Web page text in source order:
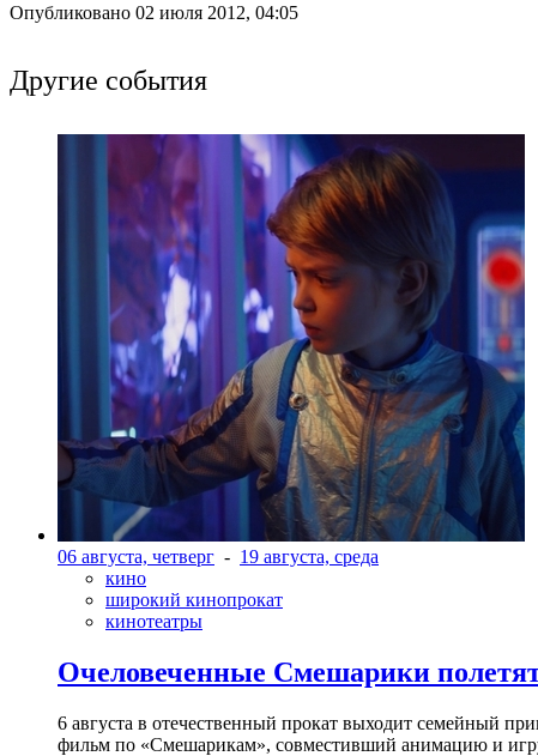
Опубликовано 02 июля 2012, 04:05
Другие события
06 августа, четверг - 19 августа, среда
кино
широкий кинопрокат
кинотеатры
Очеловеченные Смешарики
6 августа в отечественный прокат выходит семейный
фильм по «Смешарикам», совместивший анимацию и